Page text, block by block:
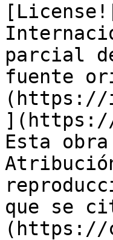
parcial
fuente
(https://
](https://
Esta
que se
(https://